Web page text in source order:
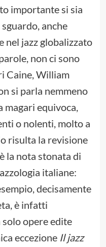
importante si sia
anche
nel jazz globalizzato
non ci sono
Caine, William
si parla nemmeno
magari equivoca,
o nolenti, molto a
risulta la revisione
la nota stonata di
italiane:
decisamente
è infatti
opere edite
eccezione Il jazz